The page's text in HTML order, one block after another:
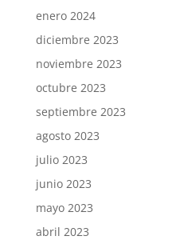
enero 2024
diciembre 2023
noviembre 2023
octubre 2023
septiembre 2023
agosto 2023
julio 2023
junio 2023
mayo 2023
abril 2023